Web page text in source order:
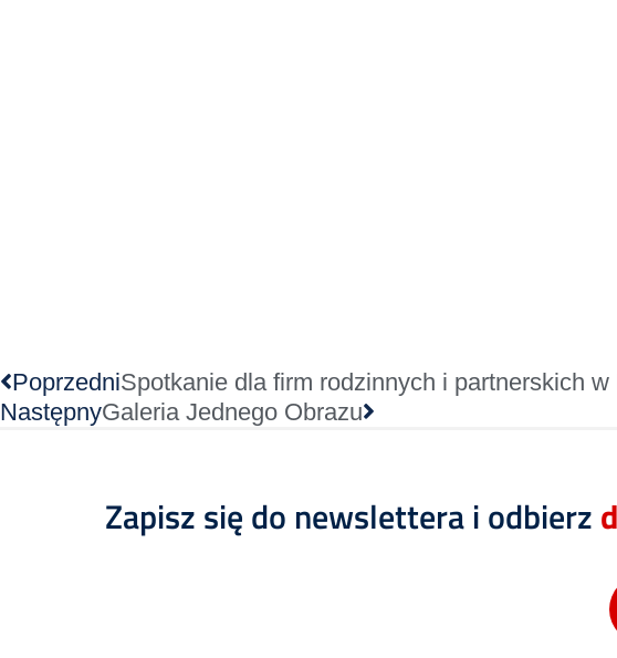
PoprzedniSpotkanie dla firm rodzinnych i partnerskich w
NastępnyGaleria Jednego Obrazu
Zapisz się do newslettera i odbierz